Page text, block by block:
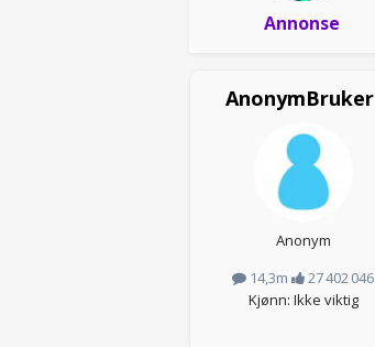
Annonse
AnonymBruker
Anonym
14,3m
27 402 046
Kjønn: Ikke viktig